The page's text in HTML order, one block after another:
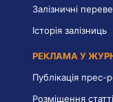
Залізничні
Історія залізниць
РЕКЛАМА У
Публікація прес-
Розміщення